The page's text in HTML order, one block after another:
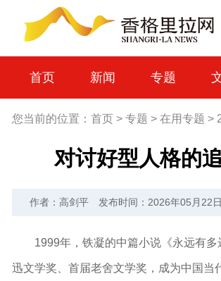
首页 新闻 专题
您当前的位置： 首页 > 专题 > 在用专题 >
对讨好型人格的
作者：高剑平 发布时间：2026年05月22
1999年，铁凝的中篇小说《永远有
迅文学奖、首届老舍文学奖，成为中国当